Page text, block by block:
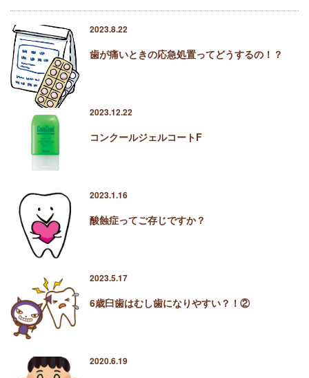
2023.8.22
歯が痛いときの応急処置ってどうするの！？
2023.12.22
コンクールジェルコートF
2023.1.16
酸蝕症ってご存じですか？
2023.5.17
6歳臼歯はむし歯になりやすい？！②
2020.6.19